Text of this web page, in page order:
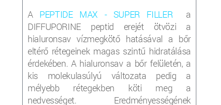
A PEPTIDE MAX - SUPER FILLER a
DIFFUPORINE peptid erejét ötvözi a
hialuronsav vízmegkötő hatásával a bőr
eltérő rétegeinek magas szintű hidratálása
érdekében. A hialuronsav a bőr felületén, a
kis molekulasúlyú változata pedig a
mélyebb rétegekben köti meg a
nedvességet. Eredményességének